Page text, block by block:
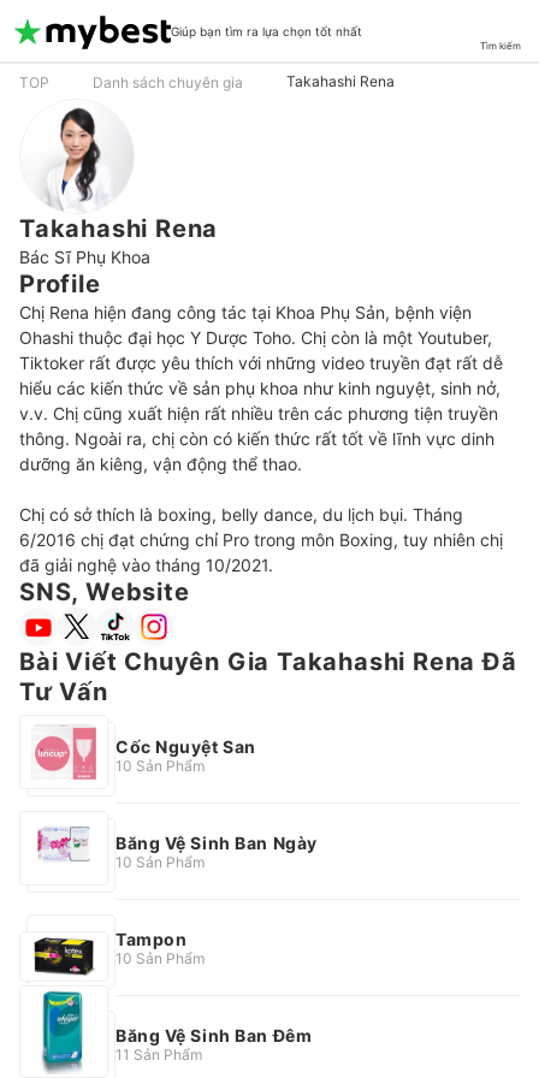
Giúp bạn tìm ra lựa chọn tốt nhất
Tìm kiếm
TOP Danh sách chuyên gia Takahashi Rena
Takahashi Rena
Bác Sĩ Phụ Khoa
Profile
Chị Rena hiện đang công tác tại Khoa Phụ Sản, bệnh viện
Ohashi thuộc đại học Y Dược Toho. Chị còn là một Youtuber,
Tiktoker rất được yêu thích với những video truyền đạt rất dễ
hiểu các kiến thức về sản phụ khoa như kinh nguyệt, sinh nở,
v.v. Chị cũng xuất hiện rất nhiều trên các phương tiện truyền
thông. Ngoài ra, chị còn có kiến thức rất tốt về lĩnh vực dinh
dưỡng ăn kiêng, vận động thể thao.
Chị có sở thích là boxing, belly dance, du lịch bụi. Tháng
6/2016 chị đạt chứng chỉ Pro trong môn Boxing, tuy nhiên chị
đã giải nghệ vào tháng 10/2021.
SNS, Website
Bài Viết Chuyên Gia Takahashi Rena Đã
Tư Vấn
Cốc Nguyệt San
10 Sản Phẩm
Băng Vệ Sinh Ban Ngày
10 Sản Phẩm
Tampon
10 Sản Phẩm
Băng Vệ Sinh Ban Đêm
11 Sản Phẩm